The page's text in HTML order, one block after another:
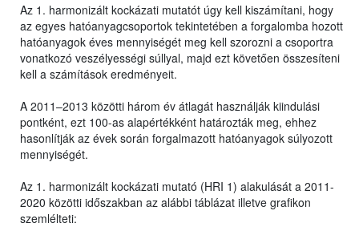
Az 1. harmonizált kockázati mutatót úgy kell kiszámítani, hogy
az egyes hatóanyagcsoportok tekintetében a forgalomba hozott
hatóanyagok éves mennyiségét meg kell szorozni a csoportra
vonatkozó veszélyességi súllyal, majd ezt követően összesíteni
kell a számítások eredményeit.
A 2011–2013 közötti három év átlagát használják kiindulási
pontként, ezt 100-as alapértékként határozták meg, ehhez
hasonlítják az évek során forgalmazott hatóanyagok súlyozott
mennyiségét.
Az 1. harmonizált kockázati mutató (HRI 1) alakulását a 2011-
2020 közötti időszakban az alábbi táblázat illetve grafikon
szemlélteti: